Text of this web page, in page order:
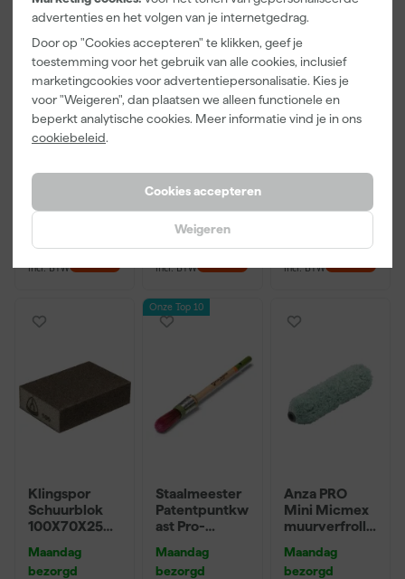
advertenties en het volgen van je internetgedrag.
Door op "Cookies accepteren" te klikken, geef je
toestemming voor het gebruik van alle cookies, inclusief
marketingcookies voor advertentiepersonalisatie. Kies je
voor "Weigeren", dan plaatsen we alleen functionele en
beperkt analytische cookies. Meer informatie vind je in ons
cookiebeleid.
Cookies accepteren
Weigeren
Little Greene
Absolute Matt
- op kleur
gemengd -
bezorgd
13,50
incl. BTW
Kip Tape
3308-24
bezorgd
6,50
incl. BTW
Go!Paint Roll
And Go
Verfbak -
bezorgd
3,99
incl. BTW
Klingspor
Schuurblok
100X70X25m
P220
Maandag
bezorgd
Onze Top 10
Staalmeester
Patentpuntkw
ast Pro-
10 (2cm)
Maandag
bezorgd
Anza PRO
Mini Micmex
muurverfrolle
Maandag
bezorgd